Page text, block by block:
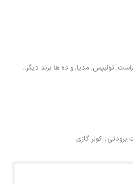
تولیپس, مدیا, و ده ها برند دیگر..
برودتی, کولر گازی